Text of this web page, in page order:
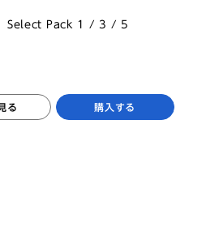
Select Pack 1 / 3 / 5
る 購入する